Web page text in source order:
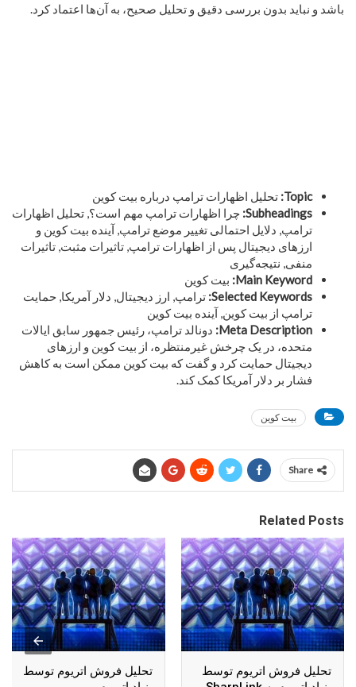
باشد و نباید بدون بررسی دقیق و تحلیل صحیح، به آن‌ها اعتماد کرد.
Topic: تحلیل اظهارات ترامپ درباره بیت کوین
Subheadings: چرا اظهارات ترامپ مهم است؟, تحلیل اظهارات
ترامپ, دلایل احتمالی تغییر موضع ترامپ, آینده بیت کوین و
ارزهای دیجیتال پس از اظهارات ترامپ, تاثیرات مثبت, تاثیرات
منفی, نتیجه‌گیری
Main Keyword: بیت کوین
Selected Keywords: ترامپ, ارز دیجیتال, دلار آمریکا, حمایت
ترامپ از بیت کوین, آینده بیت کوین
Meta Description: دونالد ترامپ، رئیس جمهور سابق ایالات
متحده، در یک چرخش غیرمنتظره، از بیت کوین و ارزهای
دیجیتال حمایت کرد و گفت که بیت کوین ممکن است به کاهش
فشار بر دلار آمریکا کمک کند.
بیت کوین
Share
Related Posts
تحلیل فروش اتریوم توسط
تحلیل فروش اتریوم توسط